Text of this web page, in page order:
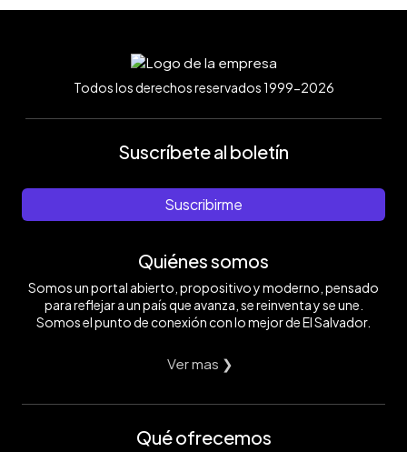
Todos los derechos reservados 1999-2026
Suscríbete al boletín
Suscribirme
Quiénes somos
Somos un portal abierto, propositivo y moderno, pensado
para reflejar a un país que avanza, se reinventa y se une.
Somos el punto de conexión con lo mejor de El Salvador.
Ver mas ❯
Qué ofrecemos